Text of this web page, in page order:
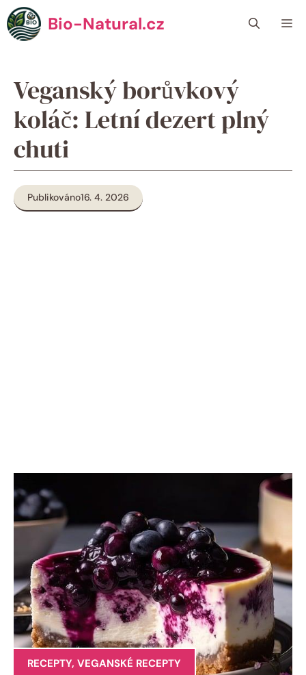
Přeskočit
na
obsah
Bio-Natural.cz
Veganský borůvkový
koláč: Letní dezert plný
chuti
Publikováno16. 4. 2026
RECEPTY, VEGANSKÉ RECEPTY